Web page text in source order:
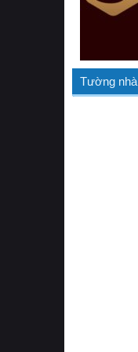
Tường nhà